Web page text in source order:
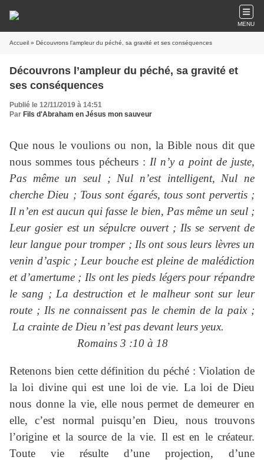
MENU
Accueil » Découvrons l’ampleur du péché, sa gravité et ses conséquences
Découvrons l’ampleur du péché, sa gravité et
ses conséquences
Publié le 12/11/2019 à 14:51
Par Fils d'Abraham en Jésus mon sauveur
Que nous le voulions ou non, la Bible nous dit que
nous sommes tous pécheurs : Il n’y a point de juste,
Pas même un seul ; Nul n’est intelligent, Nul ne
cherche Dieu ; Tous sont égarés, tous sont pervertis ;
Il n’en est aucun qui fasse le bien, Pas même un seul ;
Leur gosier est un sépulcre ouvert ; Ils se servent de
leur langue pour tromper ; Ils ont sous leurs lèvres un
venin d’aspic ; Leur bouche est pleine de malédiction
et d’amertume ; Ils ont les pieds légers pour répandre
le sang ; La destruction et le malheur sont sur leur
route ; Ils ne connaissent pas le chemin de la paix ;
La crainte de Dieu n’est pas devant leurs yeux.
Romains 3 :10 à 18
Retenons bien cette définition du péché : Violation de
la loi divine qui est une loi de vie. La loi de Dieu
nous donne la vie, elle nous permet de demeurer en
elle, c’est normal puisqu’en Dieu, nous trouvons
l’origine et la source de la vie. Il est en le créateur.
Toute vie résulte d’une projection, d’une